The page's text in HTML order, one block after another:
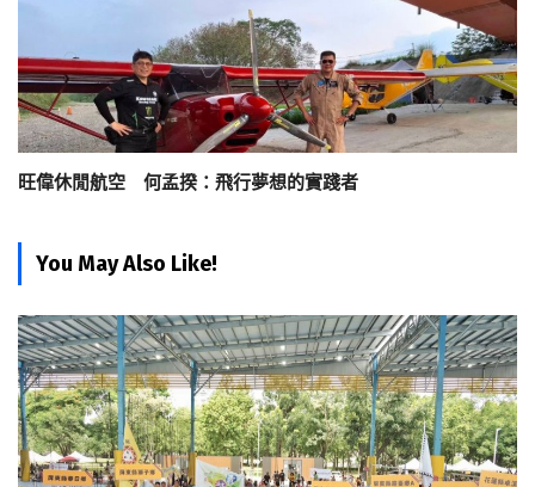
旺偉休閒航空 何孟揆：飛行夢想的實踐者
You May Also Like!